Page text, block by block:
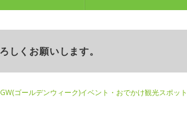
くお願いします。
ゴールデンウィーク)イベント・おでかけ観光スポット